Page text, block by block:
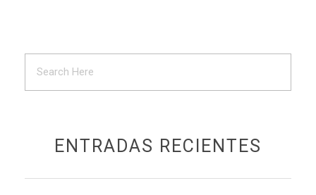
ENTRADAS RECIENTES